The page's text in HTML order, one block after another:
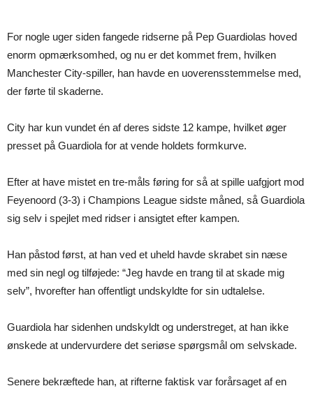
For nogle uger siden fangede ridserne på Pep Guardiolas hoved
enorm opmærksomhed, og nu er det kommet frem, hvilken
Manchester City-spiller, han havde en uoverensstemmelse med,
der førte til skaderne.
City har kun vundet én af deres sidste 12 kampe, hvilket øger
presset på Guardiola for at vende holdets formkurve.
Efter at have mistet en tre-måls føring for så at spille uafgjort mod
Feyenoord (3-3) i Champions League sidste måned, så Guardiola
sig selv i spejlet med ridser i ansigtet efter kampen.
Han påstod først, at han ved et uheld havde skrabet sin næse
med sin negl og tilføjede: “Jeg havde en trang til at skade mig
selv”, hvorefter han offentligt undskyldte for sin udtalelse.
Guardiola har sidenhen undskyldt og understreget, at han ikke
ønskede at undervurdere det seriøse spørgsmål om selvskade.
Senere bekræftede han, at rifterne faktisk var forårsaget af en